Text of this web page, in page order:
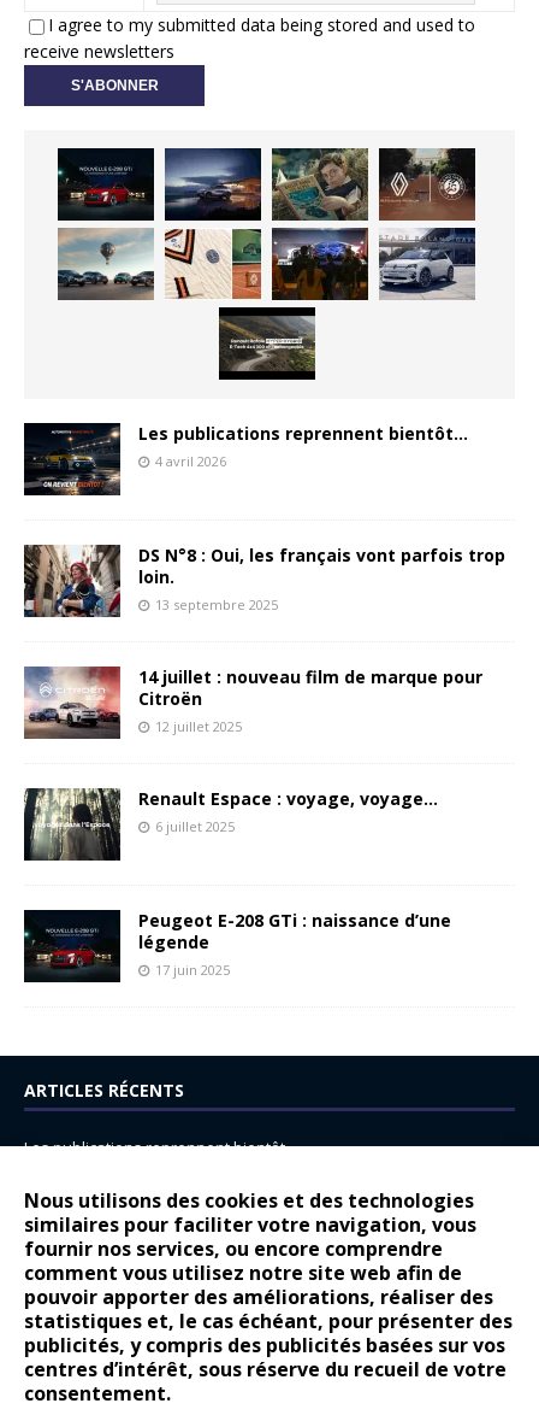
Nous utilisons des cookies et des technologies
similaires pour faciliter votre navigation, vous
fournir nos services, ou encore comprendre
comment vous utilisez notre site web afin de
pouvoir apporter des améliorations, réaliser des
statistiques et, le cas échéant, pour présenter des
publicités, y compris des publicités basées sur vos
centres d’intérêt, sous réserve du recueil de votre
consentement.
I agree to my submitted data being stored and used to
receive newsletters
Les publications reprennent bientôt…
4 avril 2026
DS N°8 : Oui, les français vont parfois trop
loin.
13 septembre 2025
14 juillet : nouveau film de marque pour
Citroën
12 juillet 2025
Renault Espace : voyage, voyage…
6 juillet 2025
Peugeot E-208 GTi : naissance d’une
légende
17 juin 2025
ARTICLES RÉCENTS
Les publications reprennent bientôt…
14 juillet : nouveau film de marque pour Citroën
Renault Espace : voyage, voyage…
Peugeot E-208 GTi : naissance d’une légende
COMMENTAIRES RÉCENTS
Bernard Dardartdans